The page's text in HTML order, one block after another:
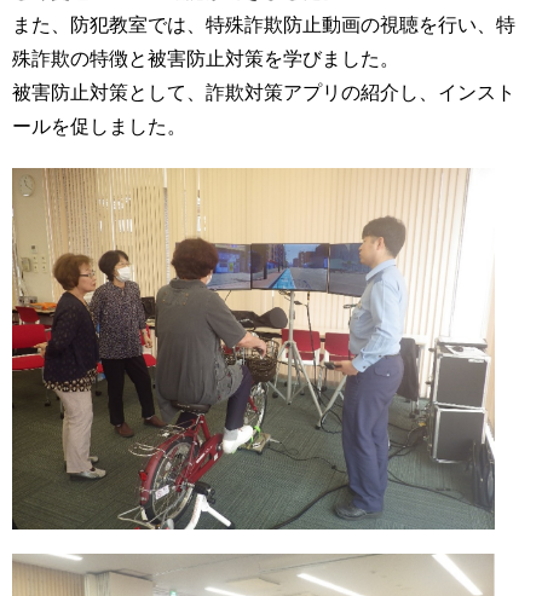
また、防犯教室では、特殊詐欺防止動画の視聴を行い、特
殊詐欺の特徴と被害防止対策を学びました。
被害防止対策として、詐欺対策アプリの紹介し、インスト
ールを促しました。